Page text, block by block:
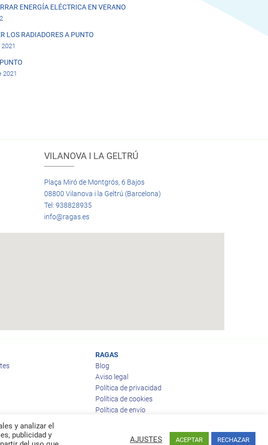
ENERGÍA ELÉCTRICA EN VERANO
LOS RADIADORES A PUNTO
2021
VILANOVA I LA GELTRÚ
Plaça Miró de Montgrós, 6 Bajos
08800 Vilanova i la Geltrú (Barcelona)
Tel: 938828935
info@ragas.es
RAGAS
Blog
Aviso legal
Política de privacidad
Política de cookies
Política de envío
y analizar el
publicidad y
AJUSTES ACEPTAR RECHAZAR